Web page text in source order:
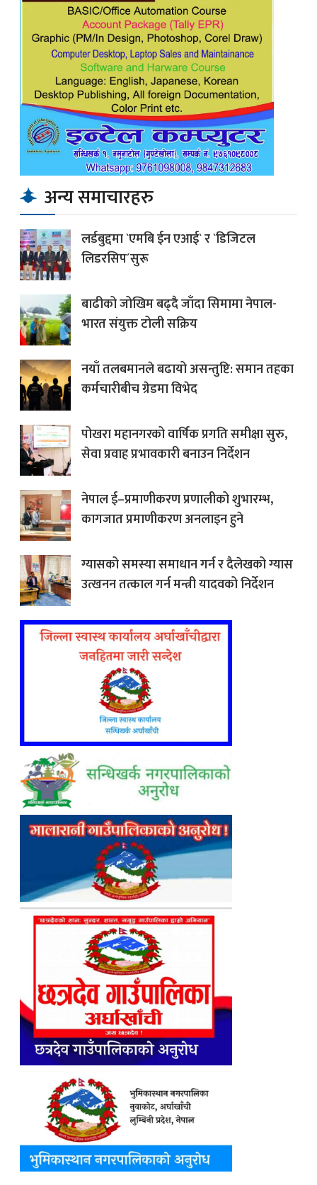
अन्य समाचारहरु
लर्डबुद्दमा `एमबि ईन एआई` र `डिजिटल
लिडरसिप´सुरू
बाढीको जोखिम बढ्दै जाँदा सिमामा नेपाल-
भारत संयुक्त टोली सक्रिय
नयाँ तलबमानले बढायो असन्तुष्टि: समान तहका
कर्मचारीबीच ग्रेडमा विभेद
पोखरा महानगरको वार्षिक प्रगति समीक्षा सुरु,
सेवा प्रवाह प्रभावकारी बनाउन निर्देशन
नेपाल ई–प्रमाणीकरण प्रणालीको शुभारम्भ,
कागजात प्रमाणीकरण अनलाइन हुने
ग्यासको समस्या समाधान गर्न र दैलेखको ग्यास
उत्खनन तत्काल गर्न मन्त्री यादवको निर्देशन